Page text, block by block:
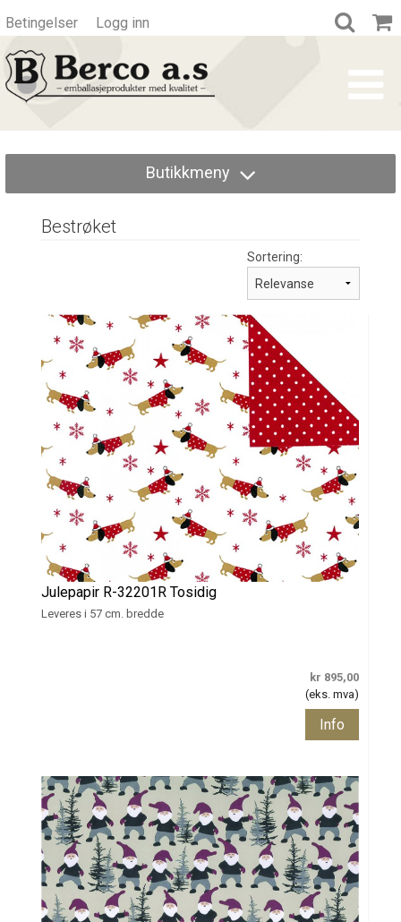
Betingelser Logg inn
Butikkmeny
Bestrøket
Sortering:
Julepapir R-32201R Tosidig
Leveres i 57 cm. bredde
kr 895,00
(eks. mva)
Info